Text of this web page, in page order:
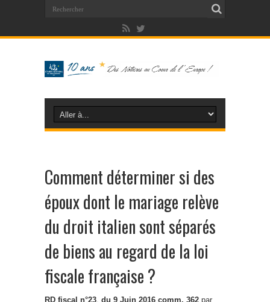
Comment déterminer si des
époux dont le mariage relève
du droit italien sont séparés
de biens au regard de la loi
fiscale française ?
RD fiscal n°23, du 9 Juin 2016 comm. 362 par